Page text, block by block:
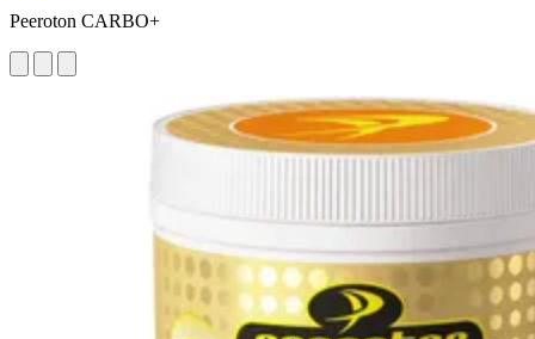
Peeroton CARBO+